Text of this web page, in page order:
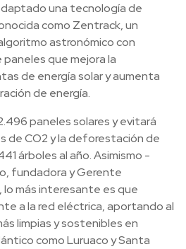
una tecnología de
como Zentrack, un
astronómico con
que mejora la
de energía solar y aumenta
de energía.
paneles solares y evitará
de CO2 y la deforestación de
árboles al año. Asimismo -
fundadora y Gerente
lo más interesante es que
a la red eléctrica, aportando al
limpias y sostenibles en
como Luruaco y Santa